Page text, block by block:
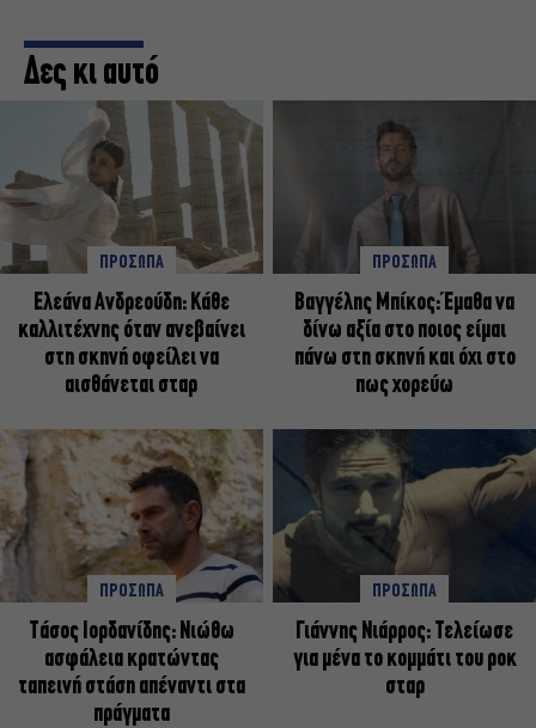
Δες κι αυτό
ΠΡΟΣΩΠΑ
Ελεάνα Ανδρεούδη: Κάθε
καλλιτέχνης όταν ανεβαίνει
στη σκηνή οφείλει να
αισθάνεται σταρ
ΠΡΟΣΩΠΑ
Βαγγέλης Μπίκος: Έμαθα να
δίνω αξία στο ποιος είμαι
πάνω στη σκηνή και όχι στο
πως χορεύω
ΠΡΟΣΩΠΑ
Tάσος Ιορδανίδης: Νιώθω
ασφάλεια κρατώντας
ταπεινή στάση απέναντι στα
πράγματα
ΠΡΟΣΩΠΑ
Γιάννης Νιάρρος: Τελείωσε
για μένα το κομμάτι του ροκ
σταρ